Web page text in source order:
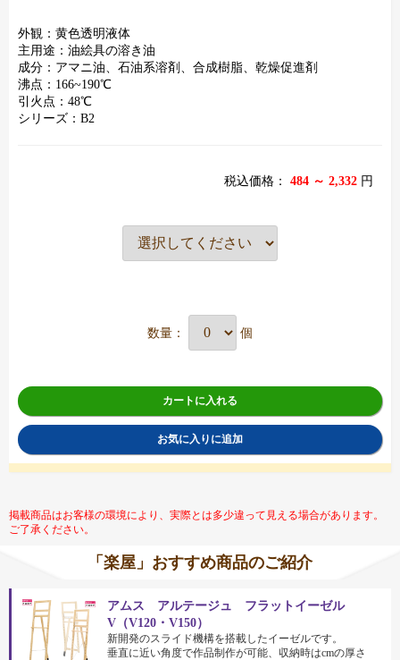
外観：黄色透明液体
主用途：油絵具の溶き油
成分：アマニ油、石油系溶剤、合成樹脂、乾燥促進剤
沸点：166~190℃
引火点：48℃
シリーズ：B2
税込価格： 484 ～ 2,332 円
数量： 個
カートに入れる
お気に入りに追加
掲載商品はお客様の環境により、実際とは多少違って見える場合があります。
ご了承ください。
「楽屋」おすすめ商品のご紹介
アムス アルテージュ フラットイーゼル
V（V120・V150）
新開発のスライド機構を搭載したイーゼルです。
垂直に近い角度で作品制作が可能、収納時はcmの厚さ